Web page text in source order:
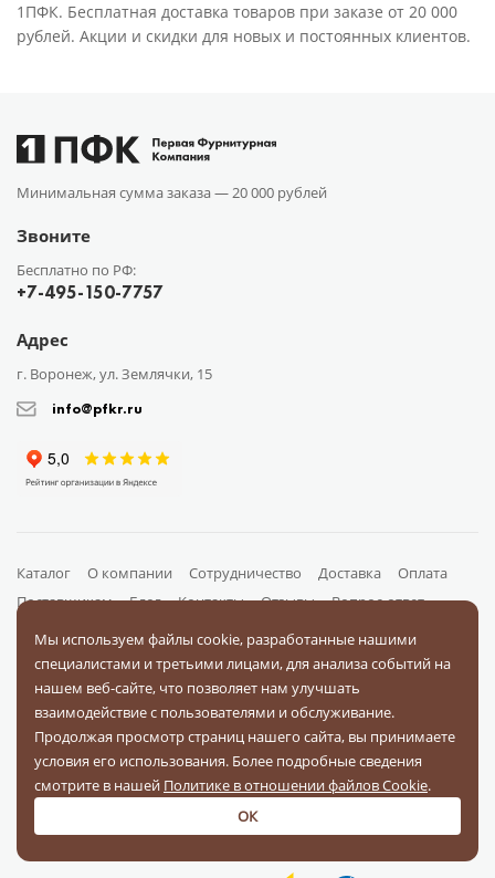
1ПФК. Бесплатная доставка товаров при заказе от 20 000
рублей. Акции и скидки для новых и постоянных клиентов.
Минимальная сумма заказа —20 000 рублей
Звоните
Бесплатно по РФ:
+7-495-150-7757
Адрес
г. Воронеж, ул. Землячки, 15
info@pfkr.ru
Каталог О компании Сотрудничество Доставка
Оплата
Поставщикам
Блог Контакты Отзывы
Вопрос-ответ
Документы
Оплачивайте заказы
На связи в соц. сетях
Мы используем файлы cookie, разработанные нашими
специалистами и третьими лицами, для анализа событий на
нашем веб-сайте, что позволяет нам улучшать
взаимодействие с пользователями и обслуживание.
Продолжая просмотр страниц нашего сайта, вы принимаете
условия его использования. Более подробные сведения
смотрите в нашей Политике в отношении файлов Cookie.
ОК